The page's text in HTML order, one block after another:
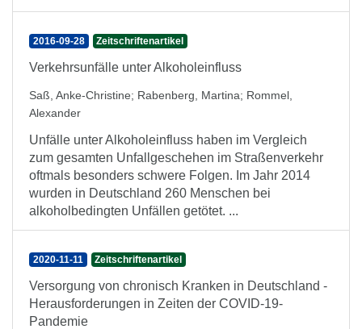
2016-09-28 Zeitschriftenartikel
Verkehrsunfälle unter Alkoholeinfluss
Saß, Anke-Christine; Rabenberg, Martina; Rommel,
Alexander
Unfälle unter Alkoholeinfluss haben im Vergleich
zum gesamten Unfallgeschehen im Straßenverkehr
oftmals besonders schwere Folgen. Im Jahr 2014
wurden in Deutschland 260 Menschen bei
alkoholbedingten Unfällen getötet. ...
2020-11-11 Zeitschriftenartikel
Versorgung von chronisch Kranken in Deutschland -
Herausforderungen in Zeiten der COVID-19-
Pandemie